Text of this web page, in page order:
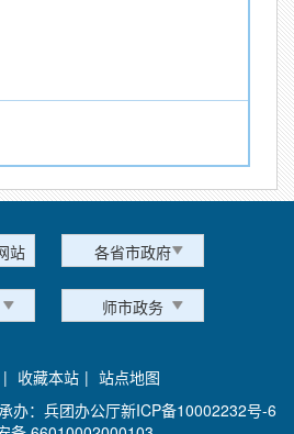
站 各省市政府
师市政务
| 收藏本站 | 站点地图
办：兵团办公厅新ICP备10002232号-6